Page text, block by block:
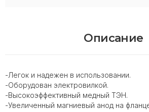
Описание
-Легок и надежен в использовании.
-Оборудован электровилкой.
-Высокоэффективный медный ТЭН.
-Увеличенный магниевый анод на